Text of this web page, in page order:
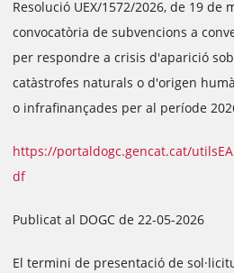
Resolució UEX/1572/2026, de 19 de
convocatòria de subvencions a
per respondre a crisis d'aparició
catàstrofes naturals o d'origen
o infrafinançades per al període
https://portaldogc.gencat.cat/
df
Publicat al DOGC de 22-05-2026
El termini de presentació de